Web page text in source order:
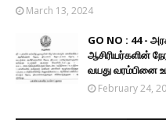
March 13, 2024
GO NO : 44 -
ஆசிரியர்களின்
வயது வரம்பினை
February 24,